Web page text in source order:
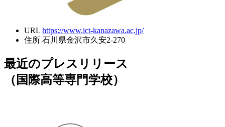
URL https://www.ict-kanazawa.ac.jp/
住所 石川県金沢市久安2-270
最近のプレスリリース
（国際高等専門学校）